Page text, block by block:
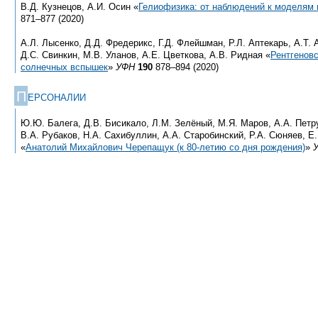
В.Д. Кузнецов, А.И. Осин «Гелиофизика: от наблюдений к моделям
871–877 (2020)
А.Л. Лысенко, Д.Д. Фредерикс, Г.Д. Флейшман, Р.Л. Аптекарь, А.Т.
Д.С. Свинкин, М.В. Уланов, А.Е. Цветкова, А.В. Ридная «
солнечных вспышек» УФН 190 878–894 (2020)
П ЕРСОНАЛИИ
Ю.Ю. Балега, Д.В. Бисикало, Л.М. Зелёный, М.Я. Маров, А.А.
В.А. Рубаков, Н.А. Сахибуллин, А.А. Старобинский, Р.А. Сюняев,
«Анатолий Михайлович Черепащук (к 80-летию со дня рождения)»